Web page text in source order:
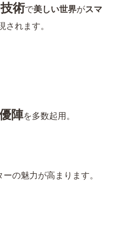
術で美しい世界がスマ
されます。
陣を多数起用。
の魅力が高まります。